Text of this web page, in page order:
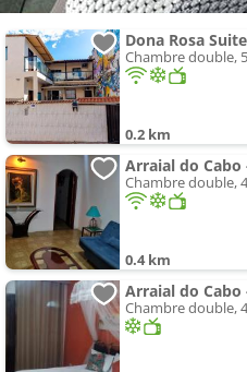
Dona Rosa
Chambre double,
0.2 km
Arraial do
Chambre double,
0.4 km
Arraial do Cabo
Chambre double,